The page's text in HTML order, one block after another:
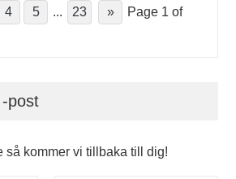
4 5 ... 23 »
Page 1 of
post
så kommer vi tillbaka till dig!